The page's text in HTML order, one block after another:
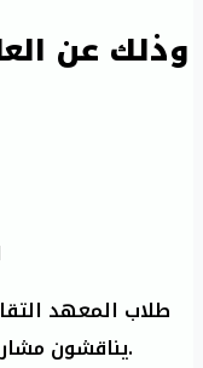
وذلك عن العام
طلاب المعهد
يناقشون مشاريع التخرج أمام الكادر المشرف.